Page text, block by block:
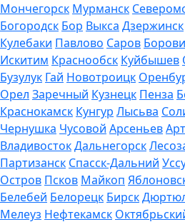
Мончегорск Мурманск
Богородск Бор Выкса Дзержинск
Кулебаки Павлово Саров
Искитим Краснообск Куйбышев
Бузулук Гай Новотроицк
Орел Заречный Кузнецк Пенза
Краснокамск Кунгур Лысьва
Чернушка Чусовой Арсеньев
ВладивостокДальнегорск
Партизанск Спасск-Дальний
Остров Псков Майкоп
Белебей Белорецк Бирск
Мелеуз Нефтекамск